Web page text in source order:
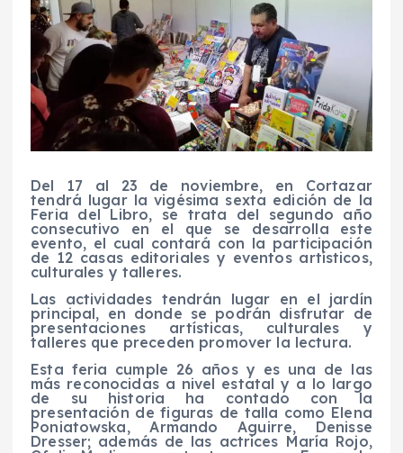
Del 17 al 23 de noviembre, en Cortazar
tendrá lugar la vigésima sexta edición de la
Feria del Libro, se trata del segundo año
consecutivo en el que se desarrolla este
evento, el cual contará con la participación
de 12 casas editoriales y eventos artísticos,
culturales y talleres.
Las actividades tendrán lugar en el jardín
principal, en donde se podrán disfrutar de
presentaciones artísticas, culturales y
talleres que preceden promover la lectura.
Esta feria cumple 26 años y es una de las
más reconocidas a nivel estatal y a lo largo
de su historia ha contado con la
presentación de figuras de talla como Elena
Poniatowska, Armando Aguirre, Denisse
Dresser; además de las actrices María Rojo,